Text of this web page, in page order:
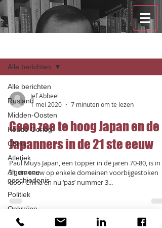
Alle berichten
Rusland
Midden-Oosten
Koude Oorlog
China
Atletiek
Algemene
geschiedenis
Politiek
Oekraïne
Alle berichten
Jef Abbeel
1 mei 2020
7 minuten om te lezen
Geen zee te hoog Japan en de
Japanners in de 21 ste eeuw
Paul Muys Japan, een topper in de jaren 70-80, is in de
21 ste eeuw op enkele domeinen voorbijgestoken
door China en nu ‘pas’ nummer 3...